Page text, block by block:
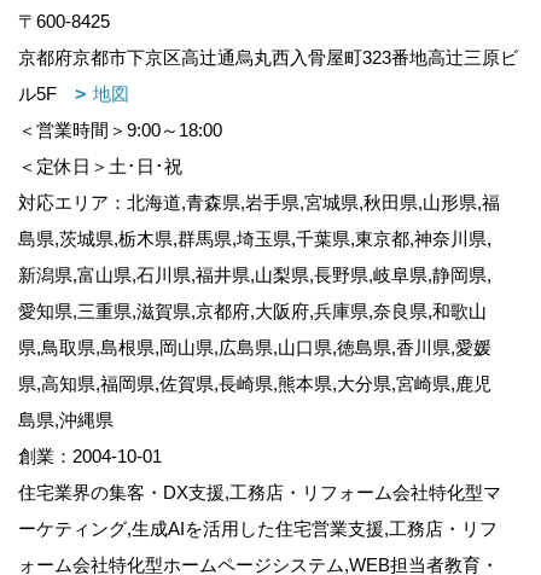
〒600-8425
京都府京都市下京区高辻通烏丸西入骨屋町323番地高辻三原ビ
ル5F
地図
＜営業時間＞9:00～18:00
＜定休日＞土･日･祝
対応エリア：北海道,青森県,岩手県,宮城県,秋田県,山形県,福
島県,茨城県,栃木県,群馬県,埼玉県,千葉県,東京都,神奈川県,
新潟県,富山県,石川県,福井県,山梨県,長野県,岐阜県,静岡県,
愛知県,三重県,滋賀県,京都府,大阪府,兵庫県,奈良県,和歌山
県,鳥取県,島根県,岡山県,広島県,山口県,徳島県,香川県,愛媛
県,高知県,福岡県,佐賀県,長崎県,熊本県,大分県,宮崎県,鹿児
島県,沖縄県
創業：2004-10-01
住宅業界の集客・DX支援,工務店・リフォーム会社特化型マ
ーケティング,生成AIを活用した住宅営業支援,工務店・リフ
ォーム会社特化型ホームページシステム,WEB担当者教育・